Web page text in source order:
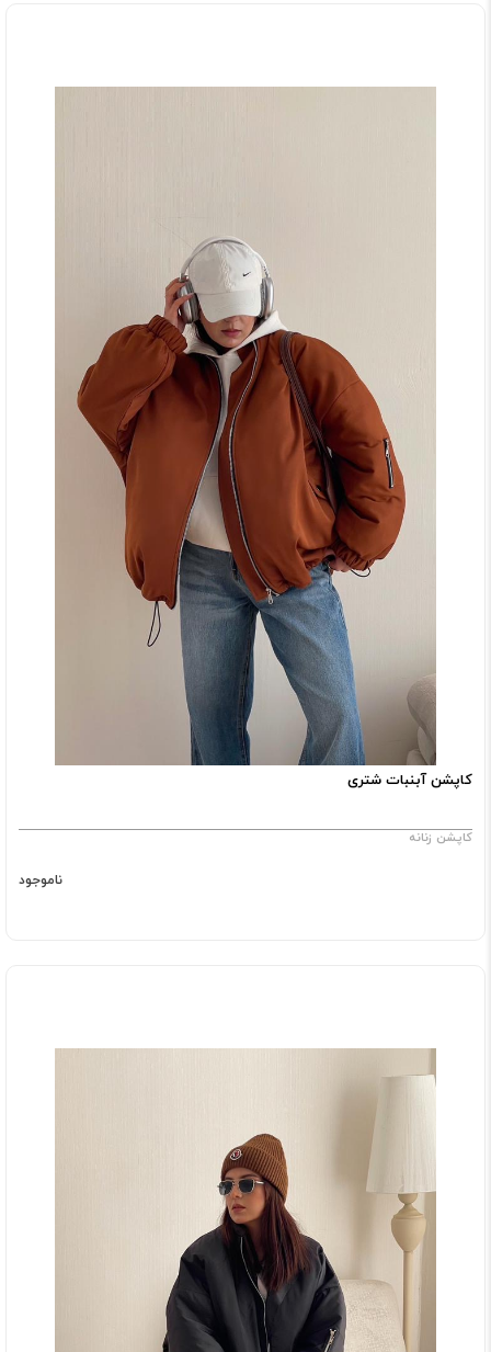
کاپشن آبنبات شتری
کاپشن زنانه
ناموجود